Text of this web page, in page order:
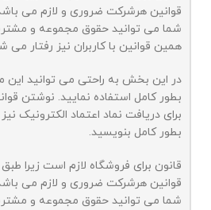
قوانین هرشرکت ضروری و لازم می
شما می توانید حقوق مجموعه و
همین قوانین با کاربران نیز رفتار می
در این بخش به راحتی می توانید این
بطور کامل استفاده نمایید. نوشتن
برای دریافت نماد اعتماد الکترونیک
بطور کامل بنویسید.
قانون برای فروشگاه لازم است زیرا طبق
قوانین هرشرکت ضروری و لازم می
شما می توانید حقوق مجموعه و